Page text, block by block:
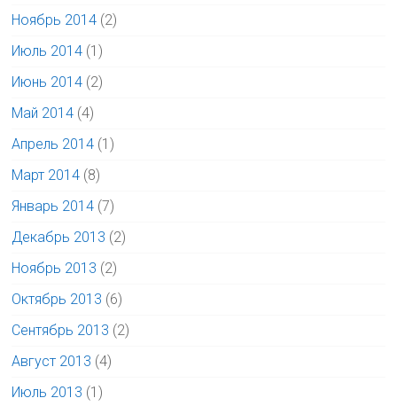
Ноябрь 2014 (2)
Июль 2014 (1)
Июнь 2014 (2)
Май 2014 (4)
Апрель 2014 (1)
Март 2014 (8)
Январь 2014 (7)
Декабрь 2013 (2)
Ноябрь 2013 (2)
Октябрь 2013 (6)
Сентябрь 2013 (2)
Август 2013 (4)
Июль 2013 (1)